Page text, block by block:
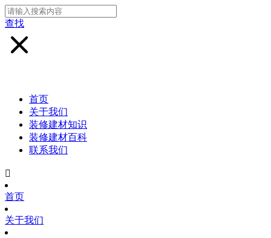
查找
首页
关于我们
装修建材知识
装修建材百科
联系我们

首页
关于我们